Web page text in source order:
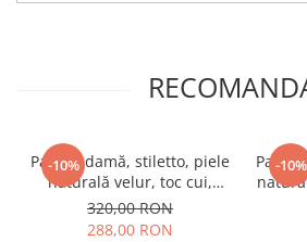
-10%
Pantofi damă, stiletto, piele
naturală velur, toc cui,
albastru, SANDALI
320,00 RON
288,00 RON
-10%